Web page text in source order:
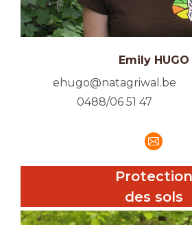
Emily HUGO
ehugo@natagriwal.be
0488/06 51 47
E-
mail
Protection
des sols